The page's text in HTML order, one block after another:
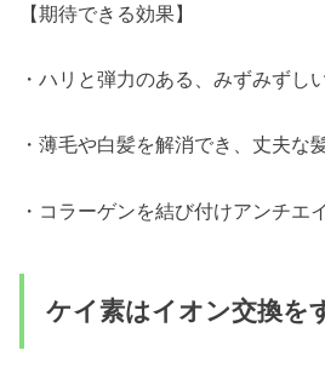
【期待できる効果】
・ハリと弾力のある、みずみずし
・薄毛や白髪を解消でき、丈夫な
・コラーゲンを結び付けアンチエ
ケイ素はイオン交換を